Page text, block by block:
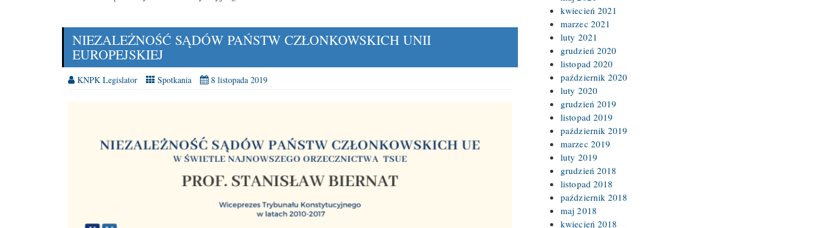
NIEZALEŻNOŚĆ SĄDÓW PAŃSTW CZŁONKOWSKICH UNII
EUROPEJSKIEJ
KNPK Legislator Spotkania 8 listopada 2019
kwiecień 2021
marzec 2021
luty 2021
grudzień 2020
listopad 2020
październik 2020
luty 2020
grudzień 2019
listopad 2019
październik 2019
marzec 2019
luty 2019
grudzień 2018
listopad 2018
październik 2018
maj 2018
kwiecień 2018